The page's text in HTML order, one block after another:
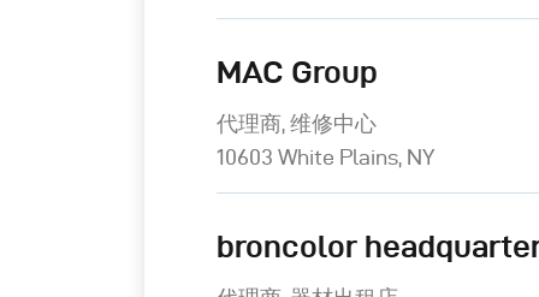
MAC Group
代理商, 维修中心
10603 White Plains, NY
broncolor